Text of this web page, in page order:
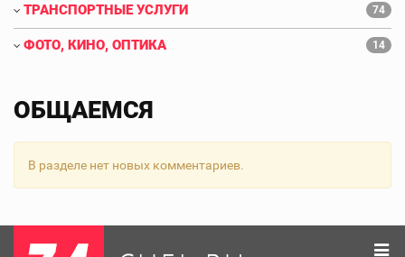
ТРАНСПОРТНЫЕ УСЛУГИ 74
ФОТО, КИНО, ОПТИКА 14
ОБЩАЕМСЯ
В разделе нет новых комментариев.